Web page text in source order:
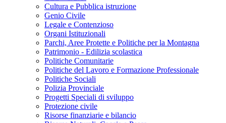
Cultura e Pubblica istruzione
Genio Civile
Legale e Contenzioso
Organi Istituzionali
Parchi, Aree Protette e Politiche per la Montagna
Patrimonio - Edilizia scolastica
Politiche Comunitarie
Politiche del Lavoro e Formazione Professionale
Politiche Sociali
Polizia Provinciale
Progetti Speciali di sviluppo
Protezione civile
Risorse finanziarie e bilancio